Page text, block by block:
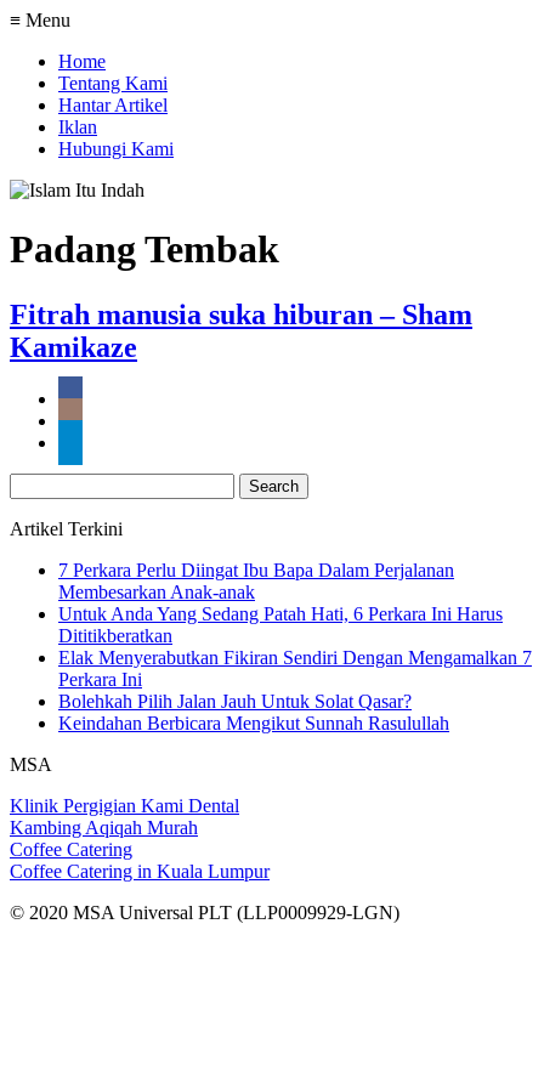
≡ Menu
Home
Tentang Kami
Hantar Artikel
Iklan
Hubungi Kami
Padang Tembak
Fitrah manusia suka hiburan – Sham
Kamikaze
for:
Artikel Terkini
7 Perkara Perlu Diingat Ibu Bapa Dalam Perjalanan
Membesarkan Anak-anak
Untuk Anda Yang Sedang Patah Hati, 6 Perkara Ini Harus
Dititikberatkan
Elak Menyerabutkan Fikiran Sendiri Dengan Mengamalkan 7
Perkara Ini
Bolehkah Pilih Jalan Jauh Untuk Solat Qasar?
Keindahan Berbicara Mengikut Sunnah Rasulullah
MSA
Klinik Pergigian Kami Dental
Kambing Aqiqah Murah
Coffee Catering
Coffee Catering in Kuala Lumpur
© 2020 MSA Universal PLT (LLP0009929-LGN)